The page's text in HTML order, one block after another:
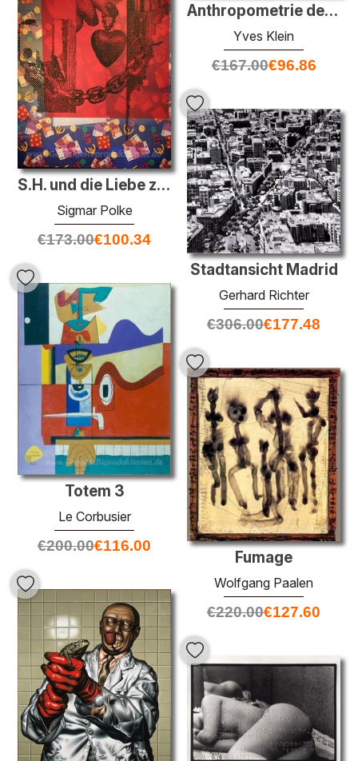
Anthropometrie der blauen Periode
Yves Klein
€167.00€96.86
S.H. und die Liebe zum Stoff
Sigmar Polke
€173.00€100.34
Stadtansicht Madrid
Gerhard Richter
€306.00€177.48
Totem 3
Le Corbusier
€200.00€116.00
Fumage
Wolfgang Paalen
€220.00€127.60